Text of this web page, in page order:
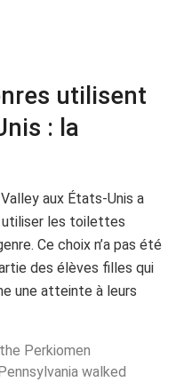
utilisent
: la
aux États-Unis a
utiliser les toilettes
Ce choix n’a pas été
des élèves filles qui
une atteinte à leurs
Perkiomen
walked